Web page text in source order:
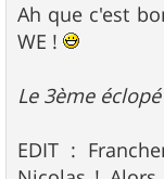
Ah que c'est
WE !
Le 3ème éclopé
EDIT :